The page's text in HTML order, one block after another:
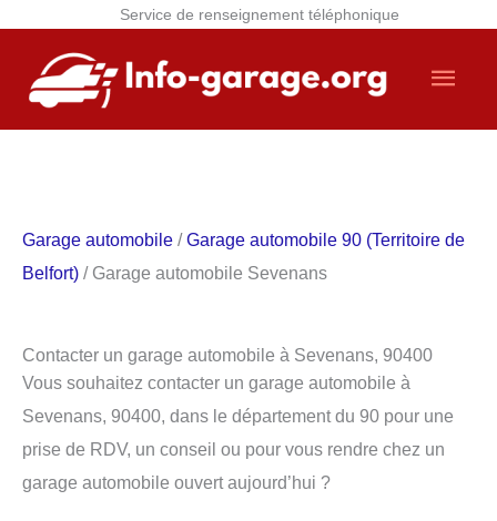
Service de renseignement téléphonique
contenu
Garage automobile /Garage automobile 90 (Territoire de
Belfort) / Garage automobile Sevenans
Contacter un garage automobile à Sevenans, 90400
Vous souhaitez contacter un garage automobile à
Sevenans, 90400, dans le département du 90 pour une
prise de RDV, un conseil ou pour vous rendre chez un
garage automobile ouvert aujourd’hui ?